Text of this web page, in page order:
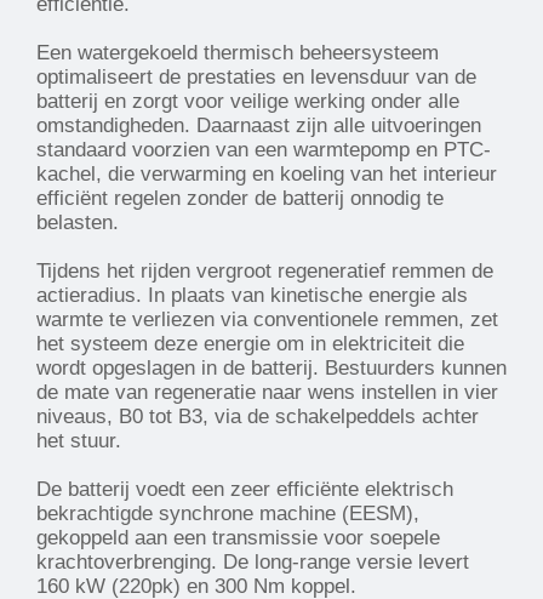
Een watergekoeld thermisch beheersysteem
optimaliseert de prestaties en levensduur van de
batterij en zorgt voor veilige werking onder alle
omstandigheden. Daarnaast zijn alle uitvoeringen
standaard voorzien van een warmtepomp en PTC-
kachel, die verwarming en koeling van het interieur
efficiënt regelen zonder de batterij onnodig te
belasten.
Tijdens het rijden vergroot regeneratief remmen de
actieradius. In plaats van kinetische energie als
warmte te verliezen via conventionele remmen, zet
het systeem deze energie om in elektriciteit die
wordt opgeslagen in de batterij. Bestuurders kunnen
de mate van regeneratie naar wens instellen in vier
niveaus, B0 tot B3, via de schakelpeddels achter
het stuur.
De batterij voedt een zeer efficiënte elektrisch
bekrachtigde synchrone machine (EESM),
gekoppeld aan een transmissie voor soepele
krachtoverbrenging. De long-range versie levert
160 kW (220pk) en 300 Nm koppel.